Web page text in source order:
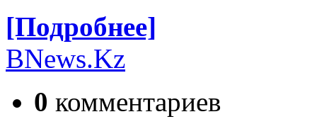
[Подробнее]
BNews.Kz
0 комментариев